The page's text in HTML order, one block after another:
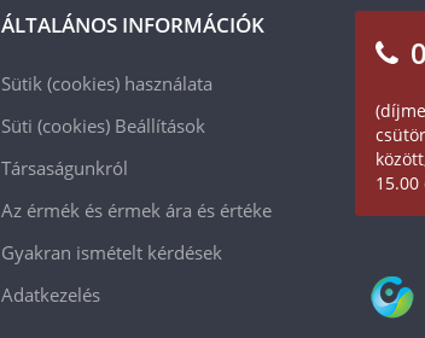
ÁLTALÁNOS INFORMÁCIÓK
Sütik (cookies) használata
Süti (cookies) Beállítások
Társaságunkról
Az érmék és érmek ára és értéke
Gyakran ismételt kérdések
Adatkezelés
15.00